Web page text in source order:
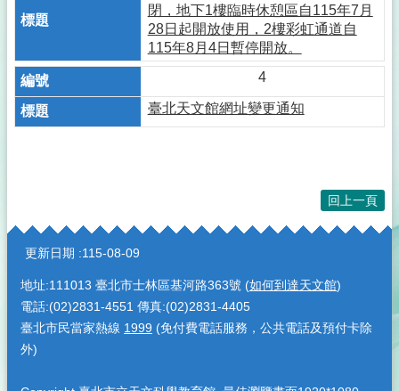
閉，地下1樓臨時休憩區自115年7月
28日起開放使用，2樓彩虹通道自
115年8月4日暫停開放。
4
臺北天文館網址變更通知
回上一頁
:::
更新日期 115-08-09
地址:111013 臺北市士林區基河路363號 (如何到達天文館)
電話:(02)2831-4551 傳真:(02)2831-4405
臺北市民當家熱線 1999 (免付費電話服務，公共電話及預付卡除
外)